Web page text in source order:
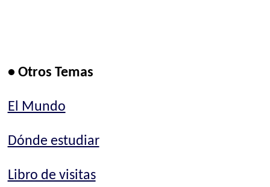
• Otros Temas
El Mundo
Dónde estudiar
Libro de visitas